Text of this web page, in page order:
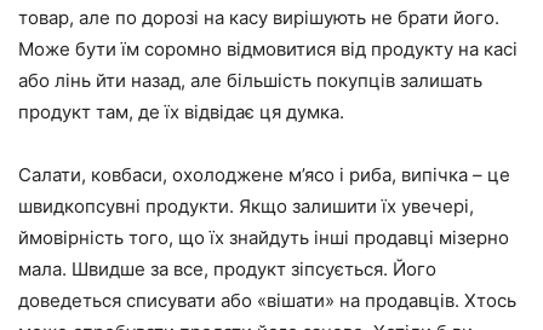
товар, але по дорозі на касу вирішують не брати його.
Може бути їм соромно відмовитися від продукту на касі
або лінь йти назад, але більшість покупців залишать
продукт там, де їх відвідає ця думка.
Салати, ковбаси, охолоджене м’ясо і риба, випічка – це
швидкопсувні продукти. Якщо залишити їх увечері,
ймовірність того, що їх знайдуть інші продавці мізерно
мала. Швидше за все, продукт зіпсується. Його
доведеться списувати або «вішати» на продавців. Хтось